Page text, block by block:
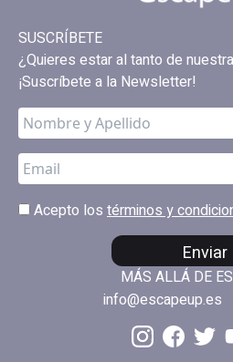
SUSCRÍBETE
¿Quieres estar al tanto de
¡Suscríbete a la Newsletter!
Acepto los términos y
Enviar
MÁS ALLÁ DE
info@escapeup.es